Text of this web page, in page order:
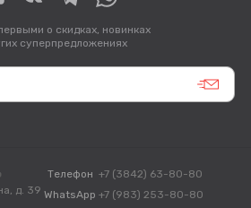
о скидках, новинках
суперпредложениях
д. 39
Телефон +7 (3842) 63-80-80
WhatsApp +7 (983) 253-80-80